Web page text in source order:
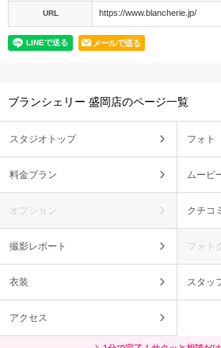
URL https://www.blancherie.jp/
メールで送る
ブランシェリー 盛岡店のページ一覧
スタジオトップ フォト
料金プラン ムービ
オプション クチコミ
撮影レポート フォト
衣装 スタッ
アクセス